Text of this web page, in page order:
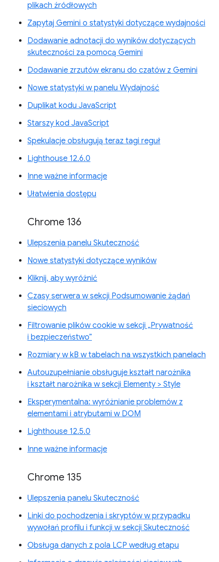
plikach źródłowych
Zapytaj Gemini o statystyki dotyczące wydajności
Dodawanie adnotacji do wyników dotyczących
skuteczności za pomocą Gemini
Dodawanie zrzutów ekranu do czatów z Gemini
Nowe statystyki w panelu Wydajność
Duplikat kodu JavaScript
Starszy kod JavaScript
Spekulacje obsługują teraz tagi reguł
Lighthouse 12.6.0
Inne ważne informacje
Ułatwienia dostępu
Chrome 136
Ulepszenia panelu Skuteczność
Nowe statystyki dotyczące wyników
Kliknij, aby wyróżnić
Czasy serwera w sekcji Podsumowanie żądań
sieciowych
Filtrowanie plików cookie w sekcji „Prywatność
i bezpieczeństwo”
Rozmiary w kB w tabelach na wszystkich panelach
Autouzupełnianie obsługuje kształt narożnika
i kształt narożnika w sekcji Elementy > Style
Eksperymentalna: wyróżnianie problemów z
elementami i atrybutami w DOM
Lighthouse 12.5.0
Inne ważne informacje
Chrome 135
Ulepszenia panelu Skuteczność
Linki do pochodzenia i skryptów w przypadku
wywołań profilu i funkcji w sekcji Skuteczność
Obsługa danych z pola LCP według etapu